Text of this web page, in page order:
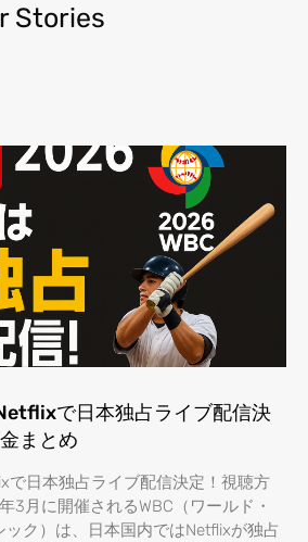
Stories
で日本独占ライブ配信決
まとめ
で日本独占ライブ配信決定！視聴方
3月に開催されるWBC（ワールド・
ク）は、日本国内ではNetflixが独占